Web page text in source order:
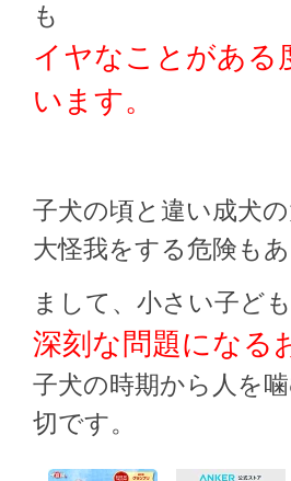
も
イヤなことがある
います。
子犬の頃と違い成犬
大怪我をする危険もあ
まして、小さい子ど
深刻な問題になる
子犬の時期から人を
切です。